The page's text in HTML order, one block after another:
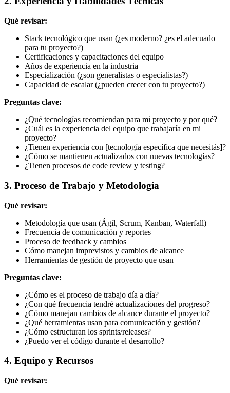
Qué revisar:
Stack tecnológico que usan (¿es moderno? ¿es el adecuado
para tu proyecto?)
Certificaciones y capacitaciones del equipo
Años de experiencia en la industria
Especialización (¿son generalistas o especialistas?)
Capacidad de escalar (¿pueden crecer con tu proyecto?)
Preguntas clave:
¿Qué tecnologías recomiendan para mi proyecto y por qué?
¿Cuál es la experiencia del equipo que trabajaría en mi
proyecto?
¿Tienen experiencia con [tecnología específica que necesitás]?
¿Cómo se mantienen actualizados con nuevas tecnologías?
¿Tienen procesos de code review y testing?
3. Proceso de Trabajo y Metodología
Qué revisar:
Metodología que usan (Ágil, Scrum, Kanban, Waterfall)
Frecuencia de comunicación y reportes
Proceso de feedback y cambios
Cómo manejan imprevistos y cambios de alcance
Herramientas de gestión de proyecto que usan
Preguntas clave:
¿Cómo es el proceso de trabajo día a día?
¿Con qué frecuencia tendré actualizaciones del progreso?
¿Cómo manejan cambios de alcance durante el proyecto?
¿Qué herramientas usan para comunicación y gestión?
¿Cómo estructuran los sprints/releases?
¿Puedo ver el código durante el desarrollo?
4. Equipo y Recursos
Qué revisar: